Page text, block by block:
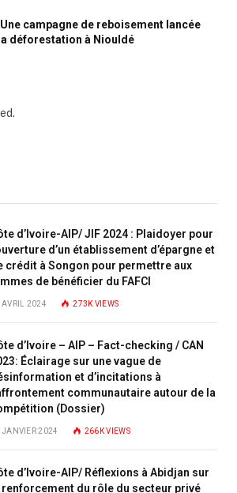
campagne de reboisement lancée
déforestation à Niouldé
d’Ivoire-AIP/ JIF 2024 : Plaidoyer pour
d’un établissement d’épargne et
crédit à Songon pour permettre aux
de bénéficier du FAFCI
AVRIL 2024 273KVIEWS
d’Ivoire – AIP – Fact-checking / CAN
Éclairage sur une vague de
et d’incitations à
communautaire autour de la
(Dossier)
2024 266KVIEWS
d’Ivoire-AIP/ Réflexions à Abidjan sur
renforcement du rôle du secteur privé